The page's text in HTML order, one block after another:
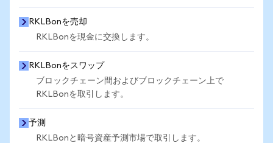
RKLBonを売却
RKLBonを現金に交換します。
RKLBonをスワップ
ブロックチェーン間およびブロックチェーン上で
RKLBonを取引します。
予測
RKLBonと暗号資産予測市場で取引します。